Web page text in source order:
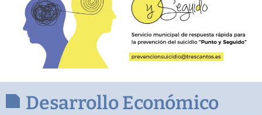
Desarrollo Económico